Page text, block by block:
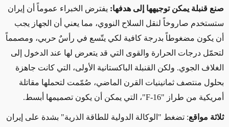
صنع قنبلة يمكن توجيهها إلى هدفها: يفترض الخبراء عموماً أن إيران
ستستخدم صاروخاً لنقل السلاح النووي، مما يعني أن الجهاز يجب
أن يكون مضغوطاً بدرجة كافية لكي يتّسع في رأسٌ حربي، ومصمماً
لتحمّل درجات الحرارة والقوى التي قد يتعرض لها عند الدخول إلى
الغلاف الجوي. ولكن القنبلة الباكستانية الأولى، التي كانت جاهزة
بحلول منتصف ثمانينيات القرن الماضي، صُمّمت لتحملها مقاتلة
أمريكية من طراز "F-16"، التي يمكن أن يكون تصميمها أبسط.
ثلاثة مواقع: تضغط "الوكالة الدولية للطاقة الذرية" بشدة على إيران